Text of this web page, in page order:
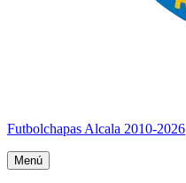
Futbolchapas Alcala 2010-2026
Menú